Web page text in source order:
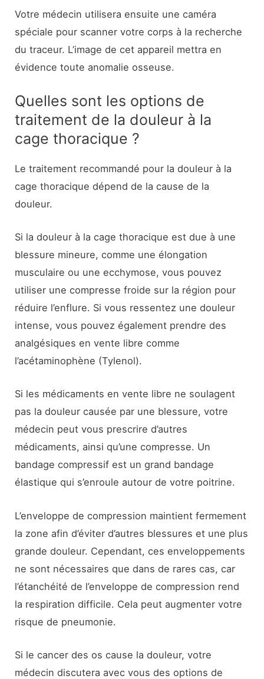
Votre médecin utilisera ensuite une caméra
spéciale pour scanner votre corps à la recherche
du traceur. L’image de cet appareil mettra en
évidence toute anomalie osseuse.
Quelles sont les options de
traitement de la douleur à la
cage thoracique ?
Le traitement recommandé pour la douleur à la
cage thoracique dépend de la cause de la
douleur.
Si la douleur à la cage thoracique est due à une
blessure mineure, comme une élongation
musculaire ou une ecchymose, vous pouvez
utiliser une compresse froide sur la région pour
réduire l’enflure. Si vous ressentez une douleur
intense, vous pouvez également prendre des
analgésiques en vente libre comme
l’acétaminophène (Tylenol).
Si les médicaments en vente libre ne soulagent
pas la douleur causée par une blessure, votre
médecin peut vous prescrire d’autres
médicaments, ainsi qu’une compresse. Un
bandage compressif est un grand bandage
élastique qui s’enroule autour de votre poitrine.
L’enveloppe de compression maintient fermement
la zone afin d’éviter d’autres blessures et une plus
grande douleur. Cependant, ces enveloppements
ne sont nécessaires que dans de rares cas, car
l’étanchéité de l’enveloppe de compression rend
la respiration difficile. Cela peut augmenter votre
risque de pneumonie.
Si le cancer des os cause la douleur, votre
médecin discutera avec vous des options de